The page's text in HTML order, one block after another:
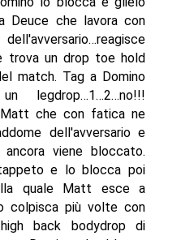
Deuce che lavora con
trova un drop toe hold
match. Tag a Domino
legdrop…1…2…no!!!
Matt che con fatica ne
dell'avversario e
viene bloccato.
e lo blocca poi
quale Matt esce a
colpisca più volte con
back bodydrop di